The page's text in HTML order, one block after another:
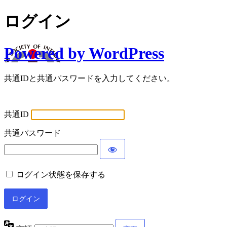
ログイン
Powered by WordPress
共通IDと共通パスワードを入力してください。
共通ID
共通パスワード
ログイン状態を保存する